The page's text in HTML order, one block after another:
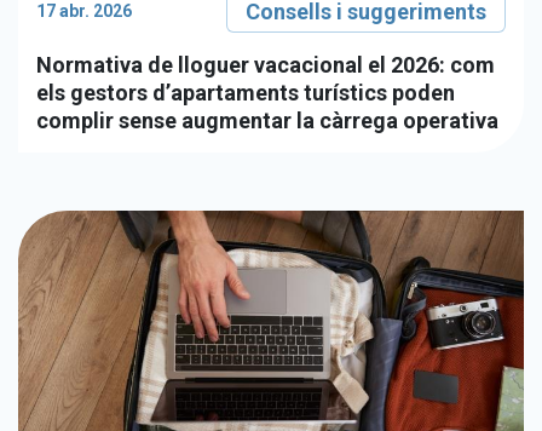
17 abr. 2026 Consells i suggeriments
Normativa de lloguer vacacional el 2026: com
els gestors d’apartaments turístics poden
complir sense augmentar la càrrega operativa